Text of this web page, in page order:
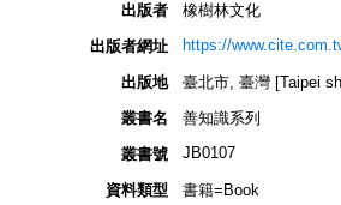
出版者
橡樹林文化
出版者網址
https://
出版地
臺北市, 臺灣 [Taipei
叢書名
善知識系列
叢書號
JB0107
資料類型
書籍=Book